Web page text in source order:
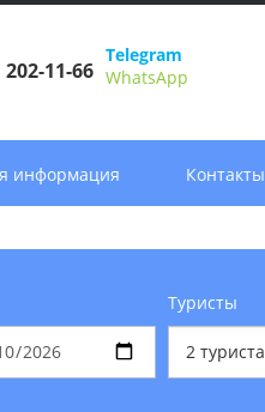
202-11-66
Telegram
WhatsApp
информация Контакты
Туристы
2 туриста